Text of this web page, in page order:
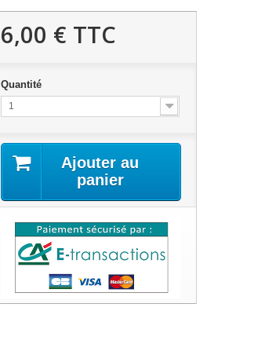
6,00 € TTC
Quantité
1
Ajouter au
panier